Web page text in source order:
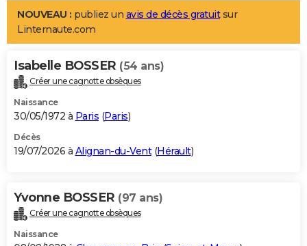
LIFESTYLE
Art de vivre
Bien-être
Loisirs
Mode
Modes de vie
Alimentation
Guide de la santé
Maladies
Médicaments
Sommeil
VOYAGE
Destinations
City break
Voyage nature
Voyage de noces
Forum
Climat
+PHOTO
GUIDES D'ACHAT
BONS PLANS
Carte de Noël
Carte Bonne année
Carte Saint-Valentin
Carte Pâques
Carte d'anniversaire
DICTIONNAIRE
Dictionnaire
Biographies
Citations
Expressions
Proverbes
PROGRAMME TV
NOUVEAU : publiez un avis de décès gratuitsur
Linternaute.com
Isabelle BOSSER (54 ans)
Créer une cagnotte obsèques
Naissance
30/05/1972 à Paris (Paris)
Décès
19/07/2026 à Alignan-du-Vent(Hérault)
Yvonne BOSSER (97 ans)
Créer une cagnotte obsèques
Naissance